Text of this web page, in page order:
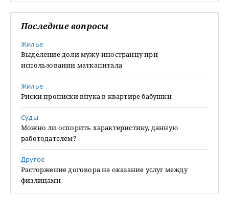
Последние вопросы
Жилье
Выделение доли мужу-иностранцу при
использовании маткапитала
Жилье
Риски прописки внука в квартире бабушки
Суды
Можно ли оспорить характеристику, данную
работодателем?
Другое
Расторжение договора на оказание услуг между
физлицами